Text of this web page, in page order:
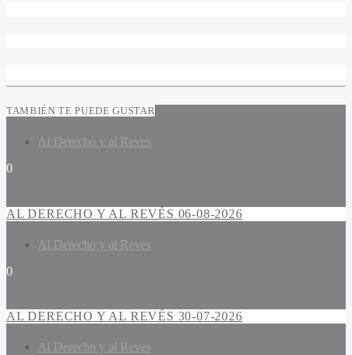
TAMBIÉN TE PUEDE GUSTAR
Al Derecho y al Reves
0
AL DERECHO Y AL REVÉS 06-08-2026
Al Derecho y al Reves
0
AL DERECHO Y AL REVÉS 30-07-2026
Al Derecho y al Reves